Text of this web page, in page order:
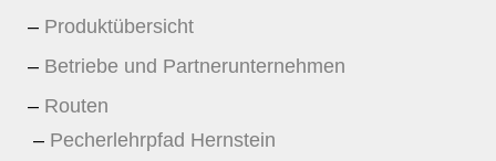
Produktübersicht
Betriebe und Partnerunternehmen
Routen
Pecherlehrpfad Hernstein